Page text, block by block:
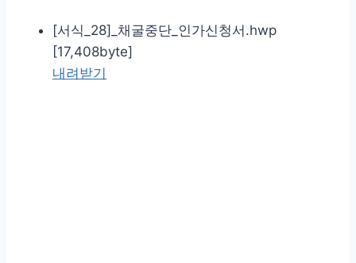
[서식_28]_채굴중단_인가신청서.hwp
[17,408byte]
내려받기